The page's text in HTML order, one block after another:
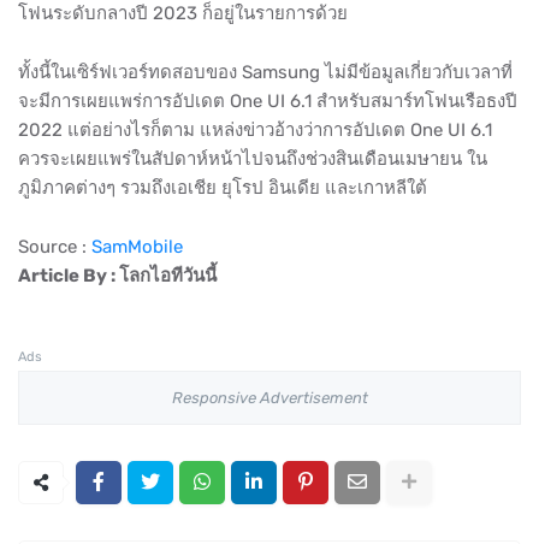
โฟนระดับกลางปี 2023 ก็อยู่ในรายการด้วย
ทั้งนี้ในเซิร์ฟเวอร์ทดสอบของ Samsung ไม่มีข้อมูลเกี่ยวกับเวลาที่
จะมีการเผยแพร่การอัปเดต One UI 6.1 สำหรับสมาร์ทโฟนเรือธงปี
2022 แต่อย่างไรก็ตาม แหล่งข่าวอ้างว่าการอัปเดต One UI 6.1
ควรจะเผยแพร่ในสัปดาห์หน้าไปจนถึงช่วงสินเดือนเมษายน ใน
ภูมิภาคต่างๆ รวมถึงเอเชีย ยุโรป อินเดีย และเกาหลีใต้
Source : SamMobile
Article By : โลกไอทีวันนี้
Ads
Responsive Advertisement